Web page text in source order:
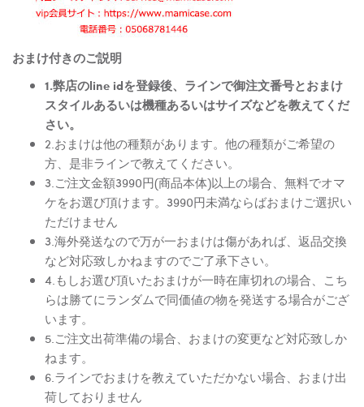
おまけ付きのご説明
1.弊店のline idを登録後、ラインで御注文番号とおまけ
スタイルあるいは機種あるいはサイズなどを教えてくだ
さい。
2.おまけは他の種類があります。他の種類がご希望の
方、是非ラインで教えてください。
3.ご注文金額3990円(商品本体)以上の場合、無料でオマ
ケをお選び頂けます。3990円未満ならばおまけご選択い
ただけません
3.海外発送なので万が一おまけは傷があれば、返品交換
など対応致しかねますのでご了承下さい。
4.もしお選び頂いたおまけが一時在庫切れの場合、こち
らは勝てにランダムで同価値の物を発送する場合がござ
います。
5.ご注文出荷準備の場合、おまけの変更など対応致しか
ねます。
6.ラインでおまけを教えていただかない場合、おまけ出
荷しておりません